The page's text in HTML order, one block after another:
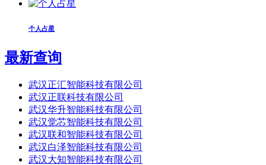
个人占星
最新查询
武汉正汇智能科技有限公司
武汉正联科技有限公司
武汉华升智能科技有限公司
武汉觉芯智能科技有限公司
武汉联和智能科技有限公司
武汉白泽智能科技有限公司
武汉大知智能科技有限公司